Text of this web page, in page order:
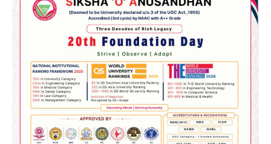
୨୦୨୭ ବିଶ୍ୱକପ ପାଇଁ ରବି ଶାସ୍ତ୍ରୀଙ୍କ ଟିମ୍,
ଆକାଶ ଚୋପ୍ରା ଦେଲେ ୧୦ରୁ ୮ ମାର୍କ
Reporters Pen
ଆଜି ସୁଦ୍ଧା ଆସିବ ବନ୍ୟା କ୍ଷୟକ୍ଷତି ରିପୋର୍ଟ
; ୨୨ଟି ଜିଲ୍ଲାକୁ ୧୧୦କୋଟି ଟଙ୍କା ମଞ୍ଜୁର
Reporters Pen